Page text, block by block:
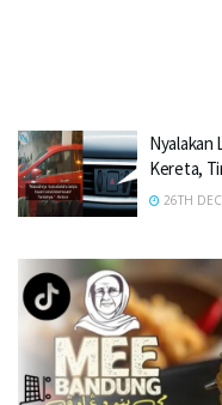
Nyalakan
Kereta,
26TH